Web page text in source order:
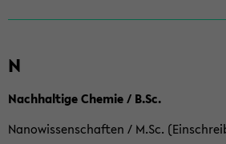
N
Nachhaltige Chemie / B.Sc.
Nanowissenschaften / M.Sc.